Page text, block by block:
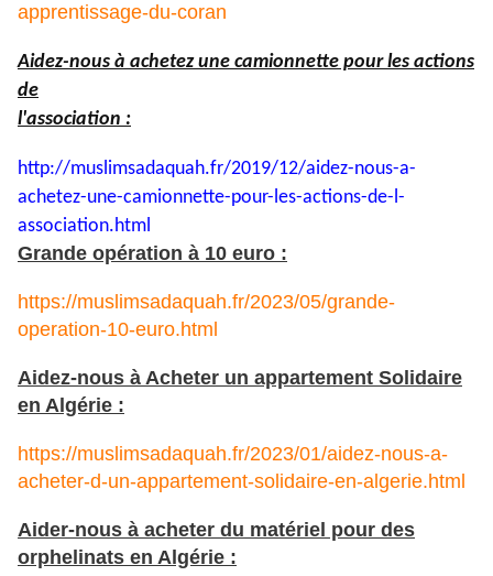
apprentissage-du-coran
Aidez-nous à achetez une camionnette pour les actions
de
l'association :
http://muslimsadaquah.fr/2019/12/aidez-nous-a-
achetez-une-camionnette-pour-les-actions-de-l-
association.html
Grande opération à 10 euro :
https://muslimsadaquah.fr/2023/05/grande-
operation-10-euro.html
Aidez-nous à Acheter un appartement Solidaire
en Algérie :
https://muslimsadaquah.fr/2023/01/aidez-nous-a-
acheter-d-un-appartement-solidaire-en-algerie.html
Aider-nous à acheter du matériel pour des
orphelinats en Algérie :